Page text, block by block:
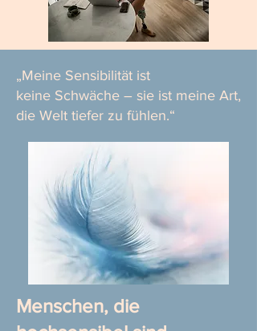
„Meine Sensibilität ist
keine Schwäche – sie ist meine Art,
die Welt tiefer zu fühlen.“
Menschen, die